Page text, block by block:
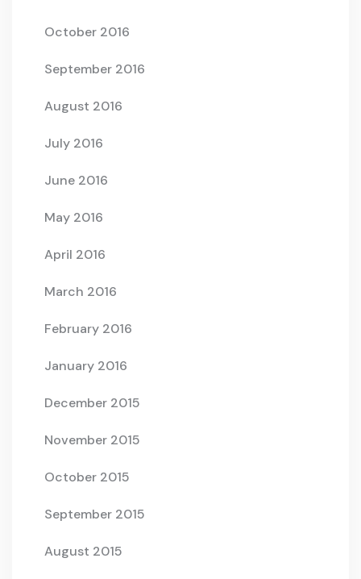
October 2016
September 2016
August 2016
July 2016
June 2016
May 2016
April 2016
March 2016
February 2016
January 2016
December 2015
November 2015
October 2015
September 2015
August 2015